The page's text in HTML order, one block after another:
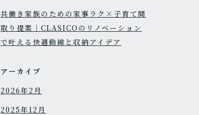
共働き家族のための家事ラク×子育て間
取り提案｜CLASICOのリノベーション
で叶える快適動線と収納アイデア
アーカイブ
2026年2月
2025年12月